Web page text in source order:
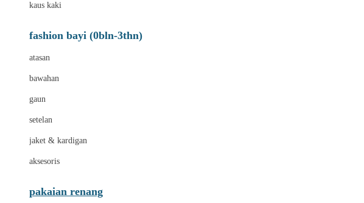
kaus kaki
fashion bayi (0bln-3thn)
atasan
bawahan
gaun
setelan
jaket & kardigan
aksesoris
pakaian renang